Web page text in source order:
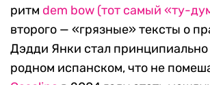
ритм dem bow (тот самый «ту-
второго — «грязные» тексты о
Дэдди Янки стал принципиально
родном испанском, что не